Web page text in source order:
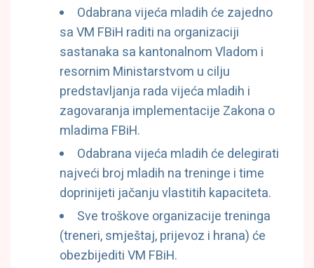
Odabrana vijeća mladih će zajedno
sa VM FBiH raditi na organizaciji
sastanaka sa kantonalnom Vladom i
resornim Ministarstvom u cilju
predstavljanja rada vijeća mladih i
zagovaranja implementacije Zakona o
mladima FBiH.
Odabrana vijeća mladih će delegirati
najveći broj mladih na treninge i time
doprinijeti jačanju vlastitih kapaciteta.
Sve troškove organizacije treninga
(treneri, smještaj, prijevoz i hrana) će
obezbijediti VM FBiH.